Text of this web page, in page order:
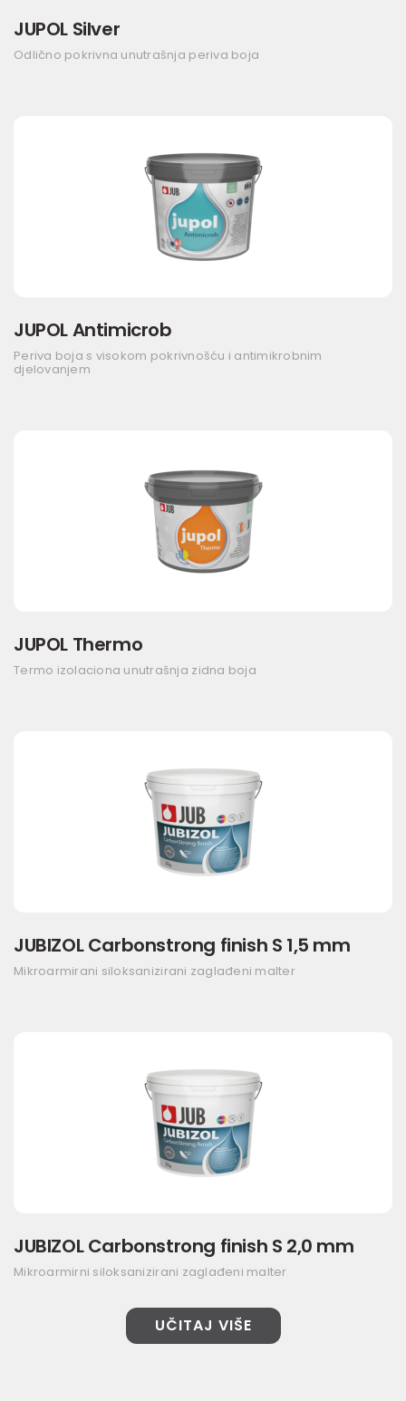
JUPOL Silver
Odlično pokrivna unutrašnja periva boja
JUPOL Antimicrob
Periva boja s visokom pokrivnošću i antimikrobnim
djelovanjem
JUPOL Thermo
Termo izolaciona unutrašnja zidna boja
JUBIZOL Carbonstrong finish S 1,5 mm
Mikroarmirani siloksanizirani zaglađeni malter
JUBIZOL Carbonstrong finish S 2,0 mm
Mikroarmirni siloksanizirani zaglađeni malter
UČITAJ VIŠE